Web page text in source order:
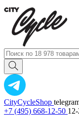
CityCycleShop
+7 (495) 668-12-50